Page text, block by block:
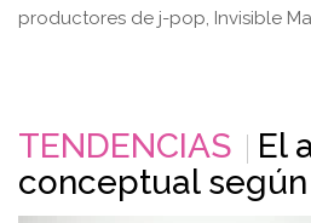
productores de j-pop, Invisible
TENDENCIAS
El
conceptual